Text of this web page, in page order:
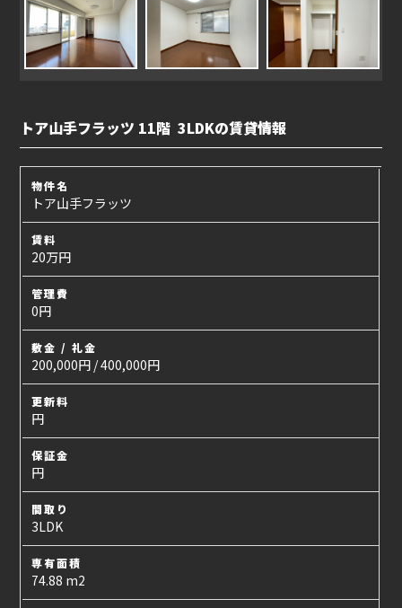
トア山手フラッツ 11階 3LDKの賃貸情報
物件名
トア山手フラッツ
賃料
20万円
管理費
0円
敷金 / 礼金
200,000円 / 400,000円
更新料
円
保証金
円
間取り
3LDK
専有面積
74.88 m2